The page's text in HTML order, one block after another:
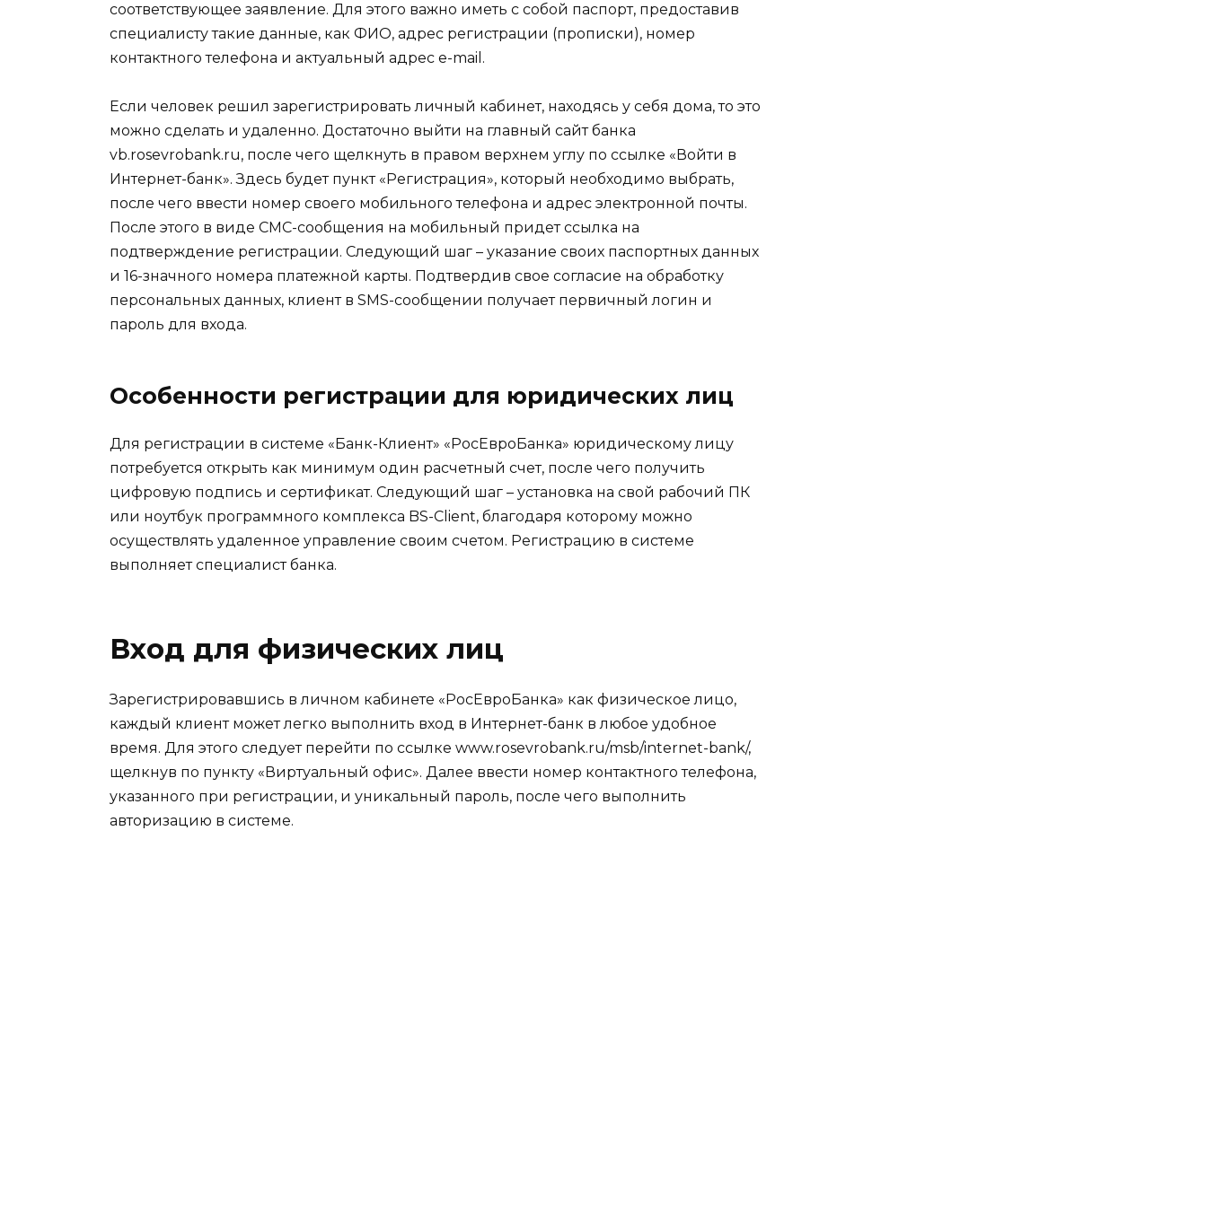
соответствующее заявление. Для этого важно иметь с собой паспорт, предоставив
специалисту такие данные, как ФИО, адрес регистрации (прописки), номер
контактного телефона и актуальный адрес e-mail.
Если человек решил зарегистрировать личный кабинет, находясь у себя дома, то это
можно сделать и удаленно. Достаточно выйти на главный сайт банка
vb.rosevrobank.ru, после чего щелкнуть в правом верхнем углу по ссылке «Войти в
Интернет-банк». Здесь будет пункт «Регистрация», который необходимо выбрать,
после чего ввести номер своего мобильного телефона и адрес электронной почты.
После этого в виде СМС-сообщения на мобильный придет ссылка на
подтверждение регистрации. Следующий шаг – указание своих паспортных данных
и 16-значного номера платежной карты. Подтвердив свое согласие на обработку
персональных данных, клиент в SMS-сообщении получает первичный логин и
пароль для входа.
Особенности регистрации для юридических лиц
Для регистрации в системе «Банк-Клиент» «РосЕвроБанка» юридическому лицу
потребуется открыть как минимум один расчетный счет, после чего получить
цифровую подпись и сертификат. Следующий шаг – установка на свой рабочий ПК
или ноутбук программного комплекса BS-Client, благодаря которому можно
осуществлять удаленное управление своим счетом. Регистрацию в системе
выполняет специалист банка.
Вход для физических лиц
Зарегистрировавшись в личном кабинете «РосЕвроБанка» как физическое лицо,
каждый клиент может легко выполнить вход в Интернет-банк в любое удобное
время. Для этого следует перейти по ссылке www.rosevrobank.ru/msb/internet-bank/,
щелкнув по пункту «Виртуальный офис». Далее ввести номер контактного телефона,
указанного при регистрации, и уникальный пароль, после чего выполнить
авторизацию в системе.